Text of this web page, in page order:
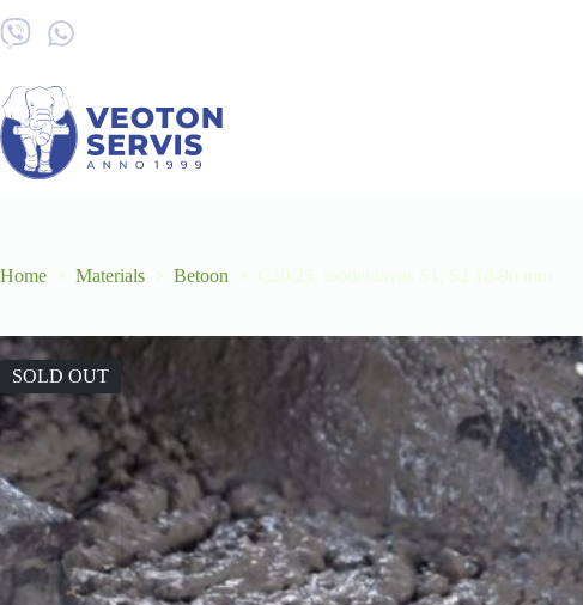
to
content
Home Materials Betoon C20/25, töödeldavus S1, S2 10-90 mm
SOLD OUT